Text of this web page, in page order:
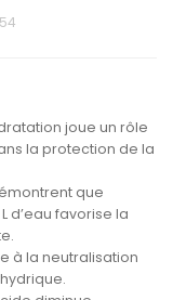
joue un rôle
la protection de la
que
d’eau favorise la
à la neutralisation